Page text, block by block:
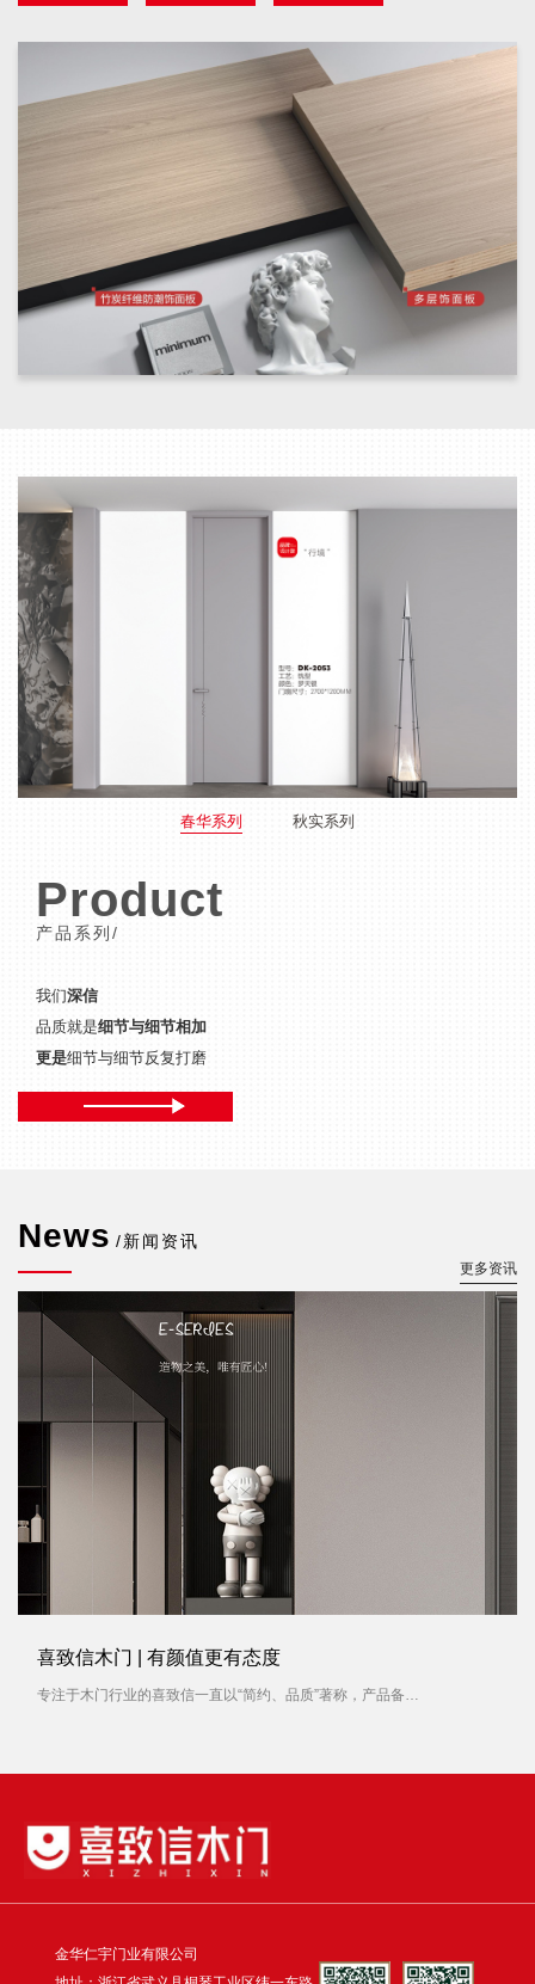
春华系列 秋实系列
Product
产品系列/
我们深信
品质就是细节与细节相加
更是细节与细节反复打磨
News /新闻资讯
更多资讯
喜致信木门 | 有颜值更有态度
专注于木门行业的喜致信一直以“简约、品质”著称，产品备受消费者青睐。对待每一扇木门产品，喜致信木门容不得有一丝马虎，就像对待一件艺术品，从选材到制作，每一个过程都被严格要求。
金华仁宇门业有限公司